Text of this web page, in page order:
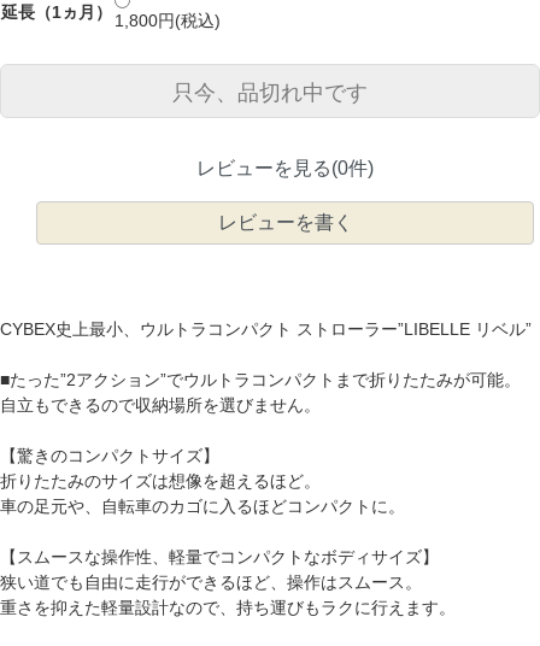
延長（1ヵ月） 1,800円(税込)
只今、品切れ中です
レビューを見る(0件)
レビューを書く
CYBEX史上最小、ウルトラコンパクト ストローラー”LIBELLE リベル”
■たった”2アクション”でウルトラコンパクトまで折りたたみが可能。
自立もできるので収納場所を選びません。
【驚きのコンパクトサイズ】
折りたたみのサイズは想像を超えるほど。
車の足元や、自転車のカゴに入るほどコンパクトに。
【スムースな操作性、軽量でコンパクトなボディサイズ】
狭い道でも自由に走行ができるほど、操作はスムース。
重さを抑えた軽量設計なので、持ち運びもラクに行えます。